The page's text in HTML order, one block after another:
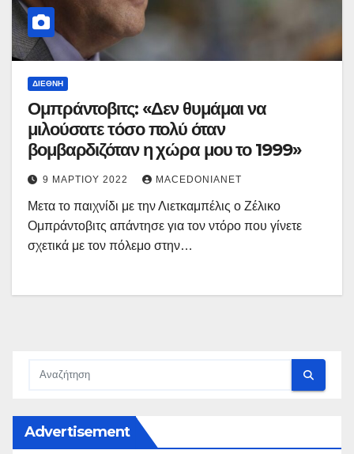
ΔΙΕΘΝΉ
Ομπράντοβιτς: «Δεν θυμάμαι να
μιλούσατε τόσο πολύ όταν
βομβαρδιζόταν η χώρα μου το 1999»
9 ΜΑΡΤΊΟΥ 2022 MACEDONIANET
Μετα το παιχνίδι με την Λιετκαμπέλις ο Ζέλικο
Ομπράντοβιτς απάντησε για τον ντόρο που γίνετε
σχετικά με τον πόλεμο στην…
Advertisement